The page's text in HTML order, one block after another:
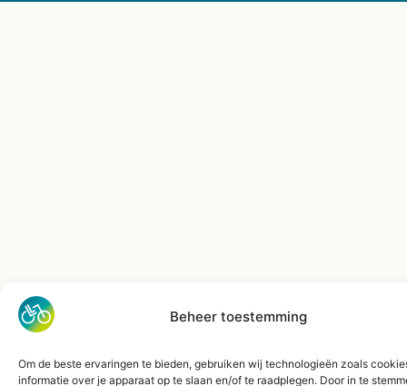
Beheer toestemming
Om de beste ervaringen te bieden, gebruiken wij technologieën zoals
informatie over je apparaat op te slaan en/of te raadplegen. Door in te